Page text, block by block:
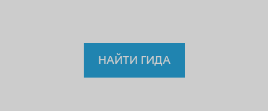
НАЙТИ ГИДА